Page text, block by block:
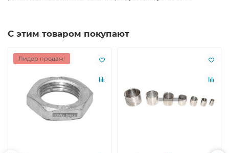
С этим товаром покупают
Лидер продаж!